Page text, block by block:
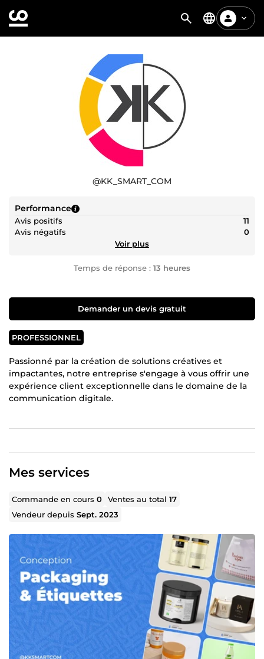
@KK_SMART_COM
Performance
Avis positifs
11
Avis négatifs
0
Voir plus
Temps de réponse : 13 heures
Demander un devis gratuit
PROFESSIONNEL
Passionné par la création de solutions créatives et
impactantes, notre entreprise s'engage à vous offrir une
expérience client exceptionnelle dans le domaine de la
communication digitale.
Mes services
Commande en cours0 Ventes au total17
Vendeur depuisSept. 2023